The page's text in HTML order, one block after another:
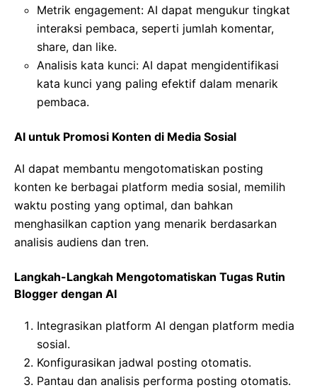
Metrik engagement: AI dapat mengukur tingkat
interaksi pembaca, seperti jumlah komentar,
share, dan like.
Analisis kata kunci: AI dapat mengidentifikasi
kata kunci yang paling efektif dalam menarik
pembaca.
AI untuk Promosi Konten di Media Sosial
AI dapat membantu mengotomatiskan posting
konten ke berbagai platform media sosial, memilih
waktu posting yang optimal, dan bahkan
menghasilkan caption yang menarik berdasarkan
analisis audiens dan tren.
Langkah-Langkah Mengotomatiskan Tugas Rutin
Blogger dengan AI
Integrasikan platform AI dengan platform media
sosial.
Konfigurasikan jadwal posting otomatis.
Pantau dan analisis performa posting otomatis.